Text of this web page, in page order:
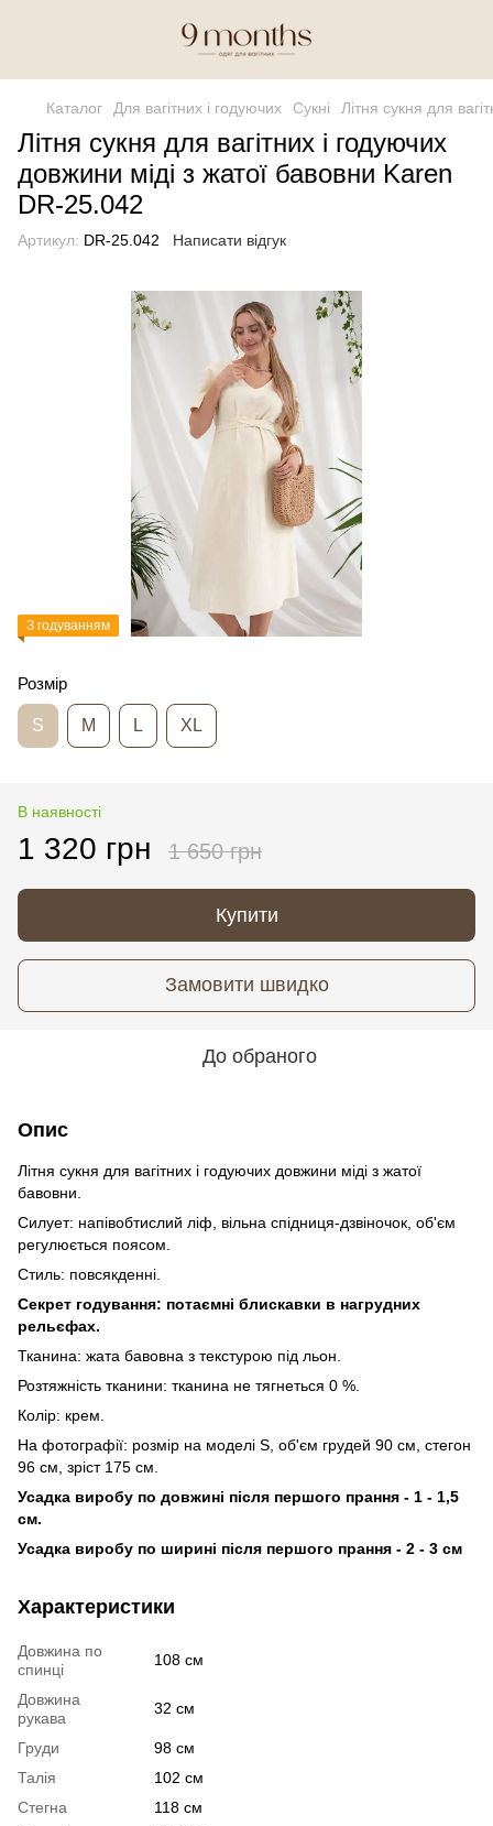
Каталог Для вагітних і годуючих Сукні Літня сукня для
Літня сукня для вагітних і годуючих
довжини міді з жатої бавовни Karen
DR-25.042
Артикул: DR-25.042 Написати відгук
З годуванням
Розмір
S M L XL
В наявності
1 320 грн 1 650 грн
Купити
Замовити швидко
До обраного
Опис
Літня сукня для вагітних і годуючих довжини міді з жатої
бавовни.
Силует: напівобтислий ліф, вільна спідниця-дзвіночок, об'єм
регулюється поясом.
Стиль: повсякденні.
Секрет годування: потаємні блискавки в нагрудних
рельєфах.
Тканина: жата бавовна з текстурою під льон.
Розтяжність тканини: тканина не тягнеться 0 %.
Колір: крем.
На фотографії: розмір на моделі S, об'єм грудей 90 см, стегон
96 см, зріст 175 см.
Усадка виробу по довжині після першого прання - 1 - 1,5
см.
Усадка виробу по ширині після першого прання - 2 - 3 см
Характеристики
Довжина по
спинці
108 см
Довжина
рукава
32 см
Груди
98 см
Талія
102 см
Стегна
118 см